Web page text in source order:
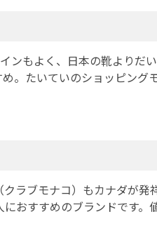
ンもよく、日本の靴よりだ
。たいていのショッピング
ラブモナコ）もカナダが発
おすすめのブランドです。